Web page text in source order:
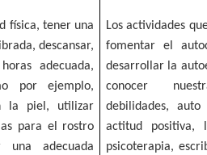
física, tener una
descansar,
adecuada,
por ejemplo,
la piel, utilizar
para el rostro
adecuada
Los actividades
fomentar el
desarrollar la
conocer
debilidades,
actitud positiva,
psicoterapia,